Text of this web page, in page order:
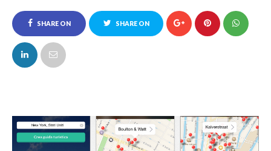
SHARE ON
FACEBOOK
SHARE ON